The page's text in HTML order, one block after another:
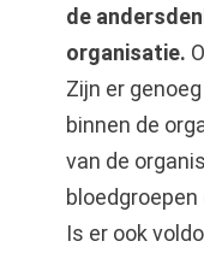
de
organisatie.
Zijn er
binnen de
van de
Is er ook